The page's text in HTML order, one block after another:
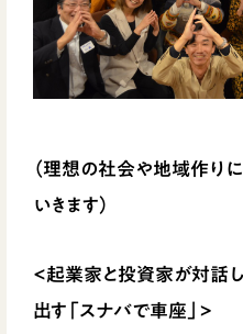
（理想の社会や地域作り
いきます）
<起業家と投資家が対話
出す「スナバで車座」>